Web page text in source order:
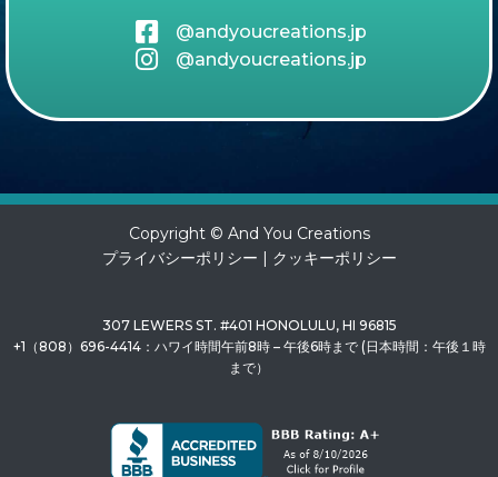
@andyoucreations.jp
@andyoucreations.jp
Copyright © And You Creations
プライバシーポリシー | クッキーポリシー
307 LEWERS ST. #401 HONOLULU, HI 96815
+1（808）696-4414：ハワイ時間午前8時 – 午後6時まで (日本時間：午後１時
まで）